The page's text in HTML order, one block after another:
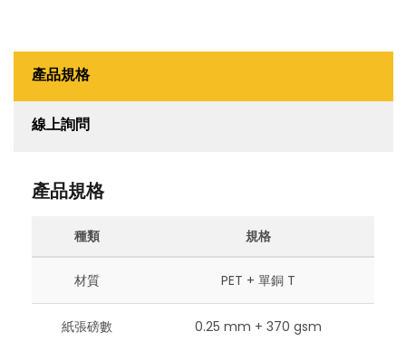
產品規格
線上詢問
產品規格
種類 規格
材質 PET + 單銅 T
紙張磅數 0.25 mm + 370 gsm